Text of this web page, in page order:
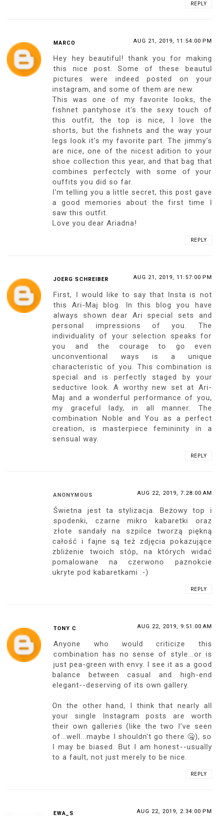
REPLY
MARCO AUG 21, 2019, 11:54:00 PM
Hey hey beautiful! thank you for making
this nice post. Some of these beautul
pictures were indeed posted on your
instagram, and some of them are new.
This was one of my favorite looks, the
fishnet pantyhose it's the sexy touch of
this outfit, the top is nice, I love the
shorts, but the fishnets and the way your
legs look it's my favorite part. The jimmy's
are nice, one of the nicest adition to your
shoe collection this year, and that bag that
combines perfectcly with some of your
ouffits you did so far.
I'm telling you a little secret, this post gave
a good memories about the first time I
saw this outfit.
Love you dear Ariadna!
REPLY
JOERG SCHREIBER AUG 21, 2019, 11:57:00 PM
First, I would like to say that Insta is not
this Ari-Maj blog. In this blog you have
always shown dear Ari special sets and
personal impressions of you. The
individuality of your selection speaks for
you and the courage to go even
unconventional ways is a unique
characteristic of you. This combination is
special and is perfectly staged by your
seductive look. A worthy new set at Ari-
Maj and a wonderful performance of you,
my graceful lady, in all manner. The
combination Noble and You as a perfect
creation, is masterpiece femininity in a
sensual way.
REPLY
ANONYMOUS AUG 22, 2019, 7:28:00 AM
Świetna jest ta stylizacja. Beżowy top i
spodenki, czarne mikro kabaretki oraz
złote sandały na szpilce tworzą piękną
całość i fajne są też zdjęcia pokazujące
zbliżenie twoich stóp, na których widać
pomalowane na czerwono paznokcie
ukryte pod kabaretkami :-)
REPLY
TONY C AUG 22, 2019, 9:51:00 AM
Anyone who would criticize this
combination has no sense of style...or is
just pea-green with envy. I see it as a good
balance between casual and high-end
elegant--deserving of its own gallery.
On the other hand, I think that nearly all
your single Instagram posts are worth
their own galleries (like the two I've seen
of...well...maybe I shouldn't go there 🤐), so
I may be biased. But I am honest--usually
to a fault, not just merely to be nice.
REPLY
EWA_S AUG 22, 2019, 2:34:00 PM